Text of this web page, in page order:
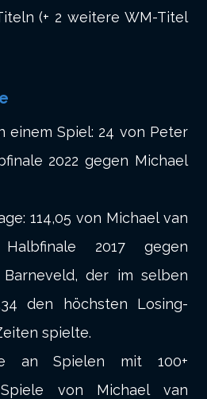
(+ 2 weitere WM-Titel
einem Spiel: 24 von Peter
2022 gegen Michael
114,05 von Michael van
2017 gegen
Barneveld, der im selben
den höchsten Losing-
spielte.
an Spielen mit 100+
von Michael van